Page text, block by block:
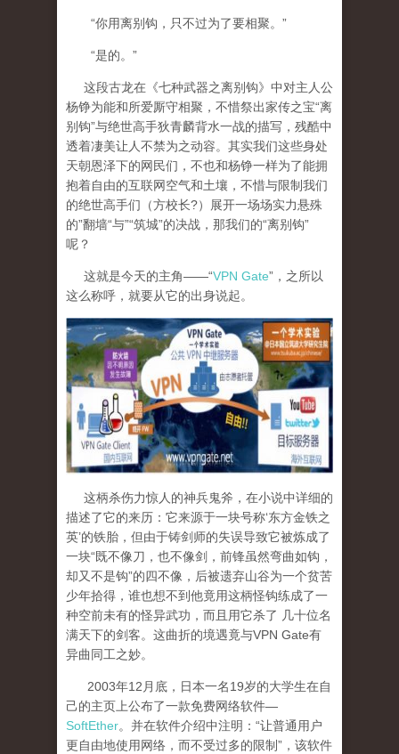
“你用离别钩，只不过为了要相聚。”
“是的。”
这段古龙在《七种武器之离别钩》中对主人公
杨铮为能和所爱厮守相聚，不惜祭出家传之宝“离
别钩”与绝世高手狄青麟背水一战的描写，残酷中
透着凄美让人不禁为之动容。其实我们这些身处
天朝恩泽下的网民们，不也和杨铮一样为了能拥
抱着自由的互联网空气和土壤，不惜与限制我们
的绝世高手们（方校长?）展开一场场实力悬殊
的”翻墙“与”“筑城”的决战，那我们的“离别钩”
呢？
这就是今天的主角——“VPN Gate”，之所以
这么称呼，就要从它的出身说起。
这柄杀伤力惊人的神兵鬼斧，在小说中详细的
描述了它的来历：它来源于一块号称‘东方金铁之
英’的铁胎，但由于铸剑师的失误导致它被炼成了
一块“既不像刀，也不像剑，前锋虽然弯曲如钩，
却又不是钩”的四不像，后被遗弃山谷为一个贫苦
少年拾得，谁也想不到他竟用这柄怪钩练成了一
种空前未有的怪异武功，而且用它杀了 几十位名
满天下的剑客。这曲折的境遇竟与VPN Gate有
异曲同工之妙。
2003年12 月底，日本一名19岁的大学生在自
己的主页上公布了一款免费网络软件—
SoftEther。并在软件介绍中注明：“让普通用户
更自由地使用网络，而不受过多的限制”，该软件